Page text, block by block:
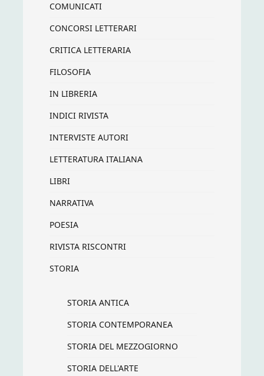
COMUNICATI
CONCORSI LETTERARI
CRITICA LETTERARIA
FILOSOFIA
IN LIBRERIA
INDICI RIVISTA
INTERVISTE AUTORI
LETTERATURA ITALIANA
LIBRI
NARRATIVA
POESIA
RIVISTA RISCONTRI
STORIA
STORIA ANTICA
STORIA CONTEMPORANEA
STORIA DEL MEZZOGIORNO
STORIA DELL'ARTE